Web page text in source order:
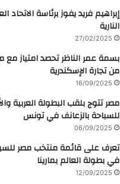
إبراهيم فريد يفوز برئاسة الاتحاد
النارية
27/02/2025
بسمة عمر الناظر تحصد امتياز مع
من تجارة الإسكندرية
16/09/2025
مصر تتوج بلقب البطولة العربية
للسباحة بالزعانف في تونس
06/09/2025
تعرف على قائمة منتخب مصر
في بطولة العالم بمارينا
12/09/2025